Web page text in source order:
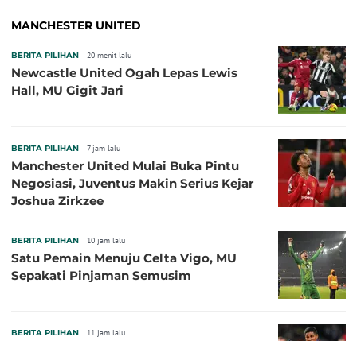
MANCHESTER UNITED
BERITA PILIHAN 20 menit lalu
Newcastle United Ogah Lepas Lewis
Hall, MU Gigit Jari
BERITA PILIHAN 7 jam lalu
Manchester United Mulai Buka Pintu
Negosiasi, Juventus Makin Serius Kejar
Joshua Zirkzee
BERITA PILIHAN 10 jam lalu
Satu Pemain Menuju Celta Vigo, MU
Sepakati Pinjaman Semusim
BERITA PILIHAN 11 jam lalu